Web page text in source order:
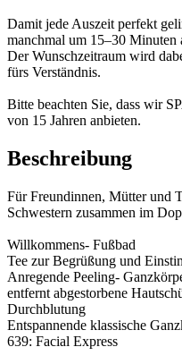
Damit jede Auszeit perfekt
manchmal um 15–30 Minuten
Der Wunschzeitraum wird
fürs Verständnis.
Bitte beachten Sie, dass wir
von 15 Jahren anbieten.
Beschreibung
Für Freundinnen, Mütter und
Schwestern zusammen im
Willkommens- Fußbad
Tee zur Begrüßung und
Anregende Peeling-
entfernt abgestorbene
Durchblutung
Entspannende klassische
639: Facial Express